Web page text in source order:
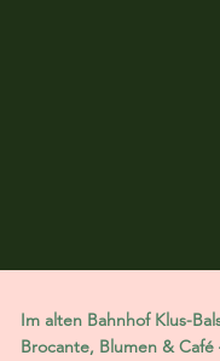
Im alten Bahnhof Klus-
Brocante, Blumen &